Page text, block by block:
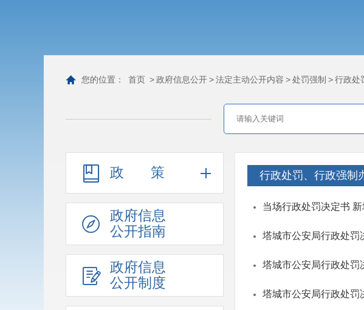
您的位置： 首页 >政府信息公开>法定主动公开内容 >处罚强制 >行政处
政策
政府信息
公开指南
政府信息
公开制度
行政处罚、行政强制
当场行政处罚决定书
塔城市公安局行政处罚
塔城市公安局行政处罚
塔城市公安局行政处罚